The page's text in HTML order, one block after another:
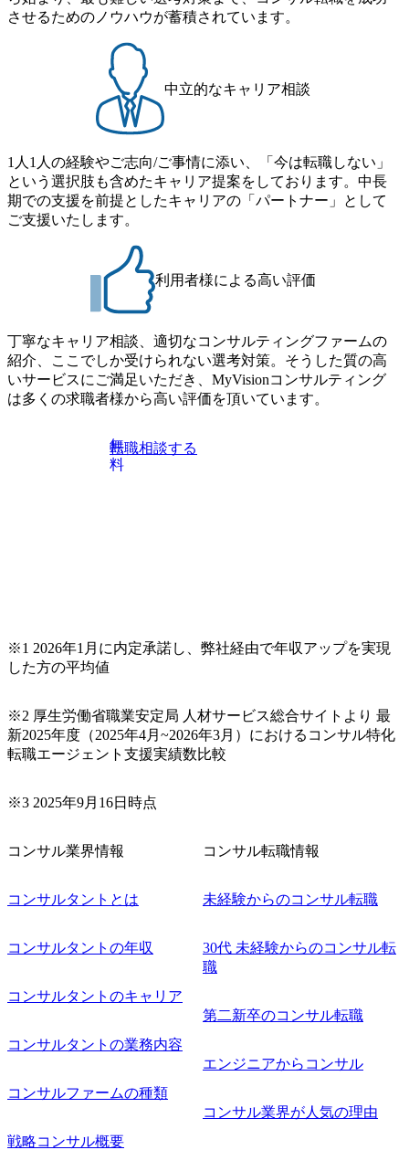
ーションで区切られていない組織です(ワンプール制) ● 海外
事業拠点をシンガポールに設立し、グローバル案件に対応
するコンサルティング体制を構築しています 東京都中央区
八重洲2-2-1 東京ミッドタウン八重洲 八重洲セントラルタワ
ー8階 受動喫煙対策 : 執務室内禁煙、ビル内喫煙室あり WE
B 書類選考通過後に、GAB試験に合格している方 ● テクノ
ロジーコンサルタント ・4年生大学卒業に限る ・大手総合
サルティング経験5年以上 ● 戦略コンサルタント ・4年生大
学卒業に限る ・以下のいずれかの実務経験を有する方
- MBB及び戦略ファームでのコンサルティング経験2年以
上 - BIG4のStrategy部門におけるコンサルティング経験2
プし、バイタリティーを持ってチャレンジできる方 ・自ら
コンサル業界やクライアント動向を把握し、クライアント
や自社への提案などに積極的に関わることができる方 ・ス
ケジューリング(優先順位付け含む)など、ビジネスベーシッ
クスキルが習得できている方
提供 2026年8月22日(土) 9:00～19:30頃 ※選考会参加人数に
より変動 2026年8月7日(金) 16:00 参加予定DTE ① MRS-IMS
(旧ITXO-IMS) ② TS&T(旧TS&A) ③ CyberSecurity ④ IES ⑤ I
TS-Fukuoka ⑥ AMS-PRD ⑦ AMS-H&PS オンライン (Teams)
グ受賞歴多数 あえての未上場であり株主からの圧力がない
的な成長を若手に任せられる環境 対面でのコミュニケーシ
ョンメリットを重視するため出社勤務。1日の労働時間平均
9.2時間、有休消化率81%(2024年度の年間データ、エンジニ
ア組織） 2026年8月22日(土) 10:00～最長16:00 2026年8月10
日(月) 16:00 ※応募者が定員を上回る場合は、厳正なる審査
の上参加者を決定させていただきます。ご了承ください。
● 当日の流れ 受付 → 会社説明会 → 面接(会社説明会終了
後、随時ご案内) ※全てリモートにて実施します。 ※参加
される方に個別に当日の面接案内をお送りいたします。 ※
通常の選考フローと異なり、事前に適性検査をご受検いた
だきます。 ● 詳細 デジタルイノベーション事業部でのポジ
ションサーチになります。 ご経験やスキル、そして適性や
志向性に合わせて、以下のいずれかの役割でご活躍いただ
きます。 ※本求人はレバテック株式会社の雇用となりま
す。 ＜ITコンサルタント＞ Webアプリケーション、SaaS系
の領域において、大手・ベンチャー・スタートアップ企業
に対する課題解決支援を行います。 直近の案件では、大規
模基幹システムにおける最上流のPoC(概念実証)支援から構
います。 生成AIなどの最新技術とシステムを活用し、顧客
の業務革新と効率化の実現に貢献します。 ＜PL/PM＞ 顧客
ご担当いただき、当社の社員が業務面をサポートしつつ、
徐々に対応範囲を広げていただきます。 ＜QAエンジニア＞
ルティング領域)から参画いただきます。 課題選定から顧客
への企画提案、そして実行までを一気通貫で支援していた
だきます。 アジャイル開発を通じて顧客の要望や提案を柔
軟に取り入れながら改善サイクルを回すため、ご自身の提
きます。 ● 勤務地 東京都渋谷区渋谷3丁目6-7 渋谷金王タワ
則により就業時間内の喫煙を全面的に禁止 ・禁煙サポート
制度あり オンライン ● 必須要件 以下いずれかのご経験をお
件定義～基本設計など上流経験2年以上 ・PMO経験2年以上
工程の経験 ・サブリーダー以上のマネジメント経験 ・お客
様との折衝経験、交渉経験 ・組織課題に対して主体的に業
務改善に取り組まれたご経験 ・アジャイル/スクラムへの興
味関心 ● 求める人物像 ・リーダーシップが取れる方/一人称
で主体的に動ける方 ・年齢にこだわらず、アドバイスを素
直に受け取れる方 ・推進力のある方
させるためのノウハウが蓄積されています。
中立的なキャリア相談
1人1人の経験やご志向/ご事情に添い、「今は転職しない」
という選択肢も含めたキャリア提案をしております。中長
期での支援を前提としたキャリアの「パートナー」として
ご支援いたします。
利用者様による高い評価
丁寧なキャリア相談、適切なコンサルティングファームの
紹介、ここでしか受けられない選考対策。そうした質の高
いサービスにご満足いただき、MyVisionコンサルティング
は多くの求職者様から高い評価を頂いています。
無
料
転職相談する
※1 2026年1月に内定承諾し、弊社経由で年収アップを実現
した方の平均値
※2 厚生労働省職業安定局 人材サービス総合サイトより 最
新2025年度（2025年4月~2026年3月）におけるコンサル特化
転職エージェント支援実績数比較
※3 2025年9月16日時点
コンサル業界情報
コンサルタントとは
コンサルタントの年収
コンサルタントのキャリア
コンサルタントの業務内容
コンサルファームの種類
戦略コンサル概要
コンサル転職情報
未経験からのコンサル転職
30代 未経験からのコンサル転
職
第二新卒のコンサル転職
エンジニアからコンサル
コンサル業界が人気の理由